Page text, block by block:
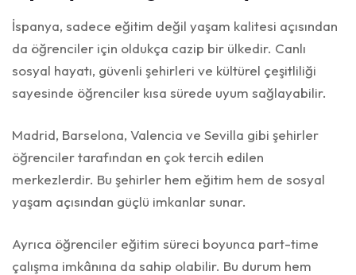
İspanya, sadece eğitim değil yaşam kalitesi açısından
da öğrenciler için oldukça cazip bir ülkedir. Canlı
sosyal hayatı, güvenli şehirleri ve kültürel çeşitliliği
sayesinde öğrenciler kısa sürede uyum sağlayabilir.
Madrid, Barselona, Valencia ve Sevilla gibi şehirler
öğrenciler tarafından en çok tercih edilen
merkezlerdir. Bu şehirler hem eğitim hem de sosyal
yaşam açısından güçlü imkanlar sunar.
Ayrıca öğrenciler eğitim süreci boyunca part-time
çalışma imkânına da sahip olabilir. Bu durum hem